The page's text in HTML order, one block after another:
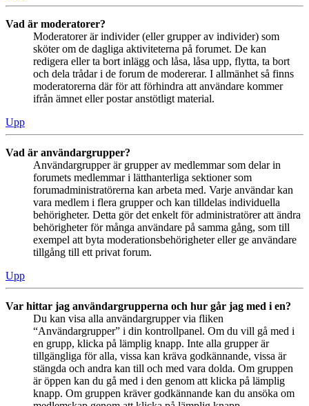
Vad är moderatorer?
Moderatorer är individer (eller grupper av individer) som
sköter om de dagliga aktiviteterna på forumet. De kan
redigera eller ta bort inlägg och låsa, låsa upp, flytta, ta bort
och dela trådar i de forum de modererar. I allmänhet så finns
moderatorerna där för att förhindra att användare kommer
ifrån ämnet eller postar anstötligt material.
Upp
Vad är användargrupper?
Användargrupper är grupper av medlemmar som delar in
forumets medlemmar i lätthanterliga sektioner som
forumadministratörerna kan arbeta med. Varje användar kan
vara medlem i flera grupper och kan tilldelas individuella
behörigheter. Detta gör det enkelt för administratörer att ändra
behörigheter för många användare på samma gång, som till
exempel att byta moderationsbehörigheter eller ge användare
tillgång till ett privat forum.
Upp
Var hittar jag användargrupperna och hur går jag med i en?
Du kan visa alla användargrupper via fliken
“Användargrupper” i din kontrollpanel. Om du vill gå med i
en grupp, klicka på lämplig knapp. Inte alla grupper är
tillgängliga för alla, vissa kan kräva godkännande, vissa är
stängda och andra kan till och med vara dolda. Om gruppen
är öppen kan du gå med i den genom att klicka på lämplig
knapp. Om gruppen kräver godkännande kan du ansöka om